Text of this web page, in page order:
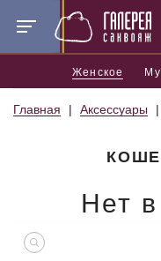
Женское
Главная Аксессуары
Нет